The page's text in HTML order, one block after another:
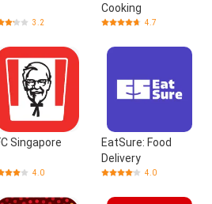
3.2
Cooking
4.7
Singapore
4.0
EatSure: Food
Delivery
4.0